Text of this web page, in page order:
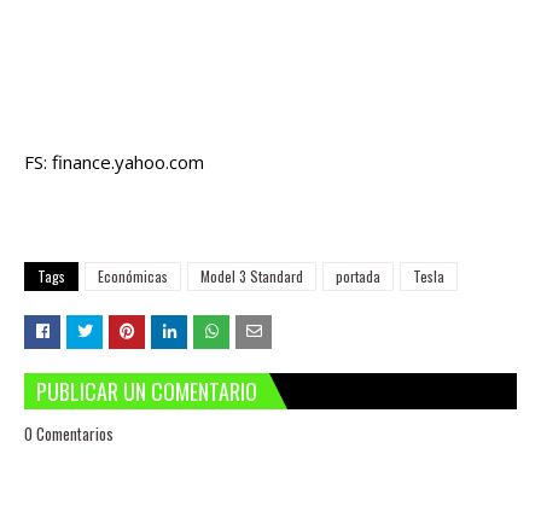
FS: finance.yahoo.com
Tags Económicas Model 3 Standard portada Tesla
PUBLICAR UN COMENTARIO
0 Comentarios